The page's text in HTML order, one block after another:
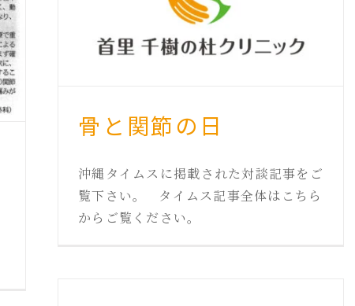
骨と関節の日
沖縄タイムスに掲載された対談記事をご
覧下さい。 タイムス記事全体はこちら
からご覧ください。